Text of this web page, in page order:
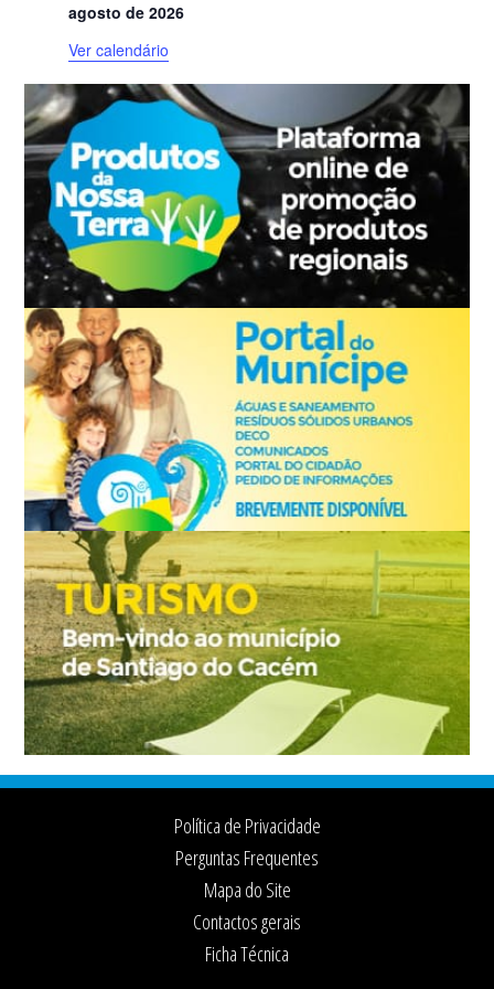
o
s
agosto de 2026
Ver calendário
Footer
Política de Privacidade
Perguntas Frequentes
Mapa do Site
Contactos gerais
Ficha Técnica